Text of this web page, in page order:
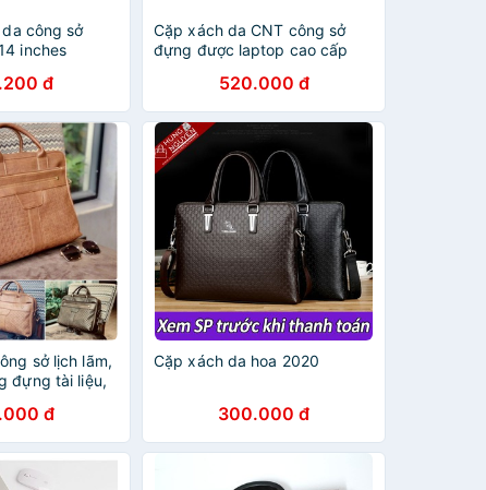
công sở
inches
đ
Cặp xách da CNT công sở
đựng được laptop cao cấp
520.000 đ
sở lịch lãm,
đựng tài liệu,
đ
Cặp xách da hoa 2020
300.000 đ